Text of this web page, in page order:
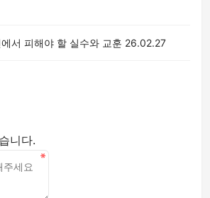
서 피해야 할 실수와 교훈 26.02.27
니다.